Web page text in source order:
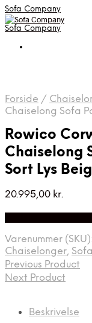
Sofa Company
Sofa Company
Forside /
Chaiselong Sofa
Rowico
Chaiselong
Sort Lys
20.995,00 kr.
Varenummer
Chaiselonger,
Previous Product
Next Product
Beskrivelse